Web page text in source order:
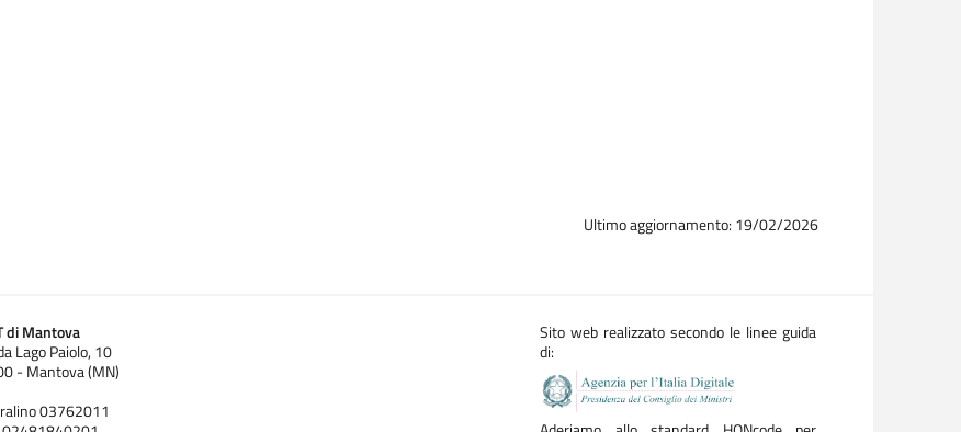
Ultimo aggiornamento: 19/02/2026
di Mantova
Lago Paiolo, 10
- Mantova (MN)
03762011
Sito web realizzato secondo le linee guida
di: